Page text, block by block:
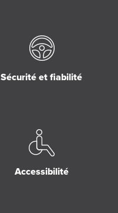
Sécurité et fiabilité
Accessibilité